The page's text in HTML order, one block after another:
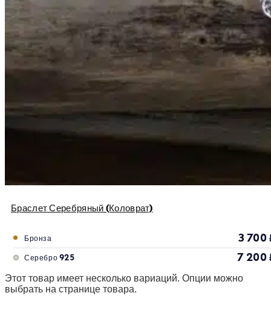
Браслет Серебряный (Коловрат)
Бронза 3 700
Серебро 925 7 200
Этот товар имеет несколько вариаций. Опции можно
выбрать на странице товара.